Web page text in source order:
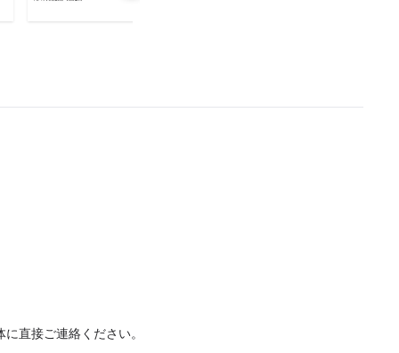
直接ご連絡ください。